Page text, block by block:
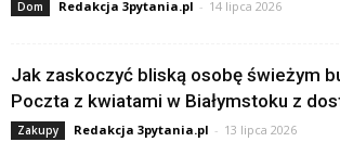
Dom Redakcja 3pytania.pl - 14 lipca 2026
Jak zaskoczyć bliską osobę świeżym
Poczta z kwiatami w Białymstoku z
Zakupy Redakcja 3pytania.pl - 13 lipca 2026